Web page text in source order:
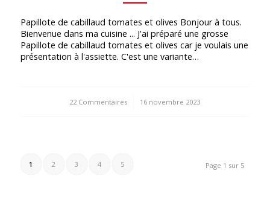
Papillote de cabillaud tomates et olives Bonjour à tous.
Bienvenue dans ma cuisine ... J'ai préparé une grosse
Papillote de cabillaud tomates et olives car je voulais une
présentation à l'assiette. C'est une variante…
22 Commentaires
/ 16 novembre 2023
Page 1 sur 5
1 2 3 4 5